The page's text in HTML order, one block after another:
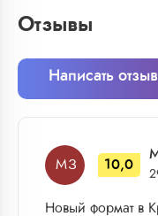
Отзывы
Написать отзыв
М З 10,0
Новый формат в